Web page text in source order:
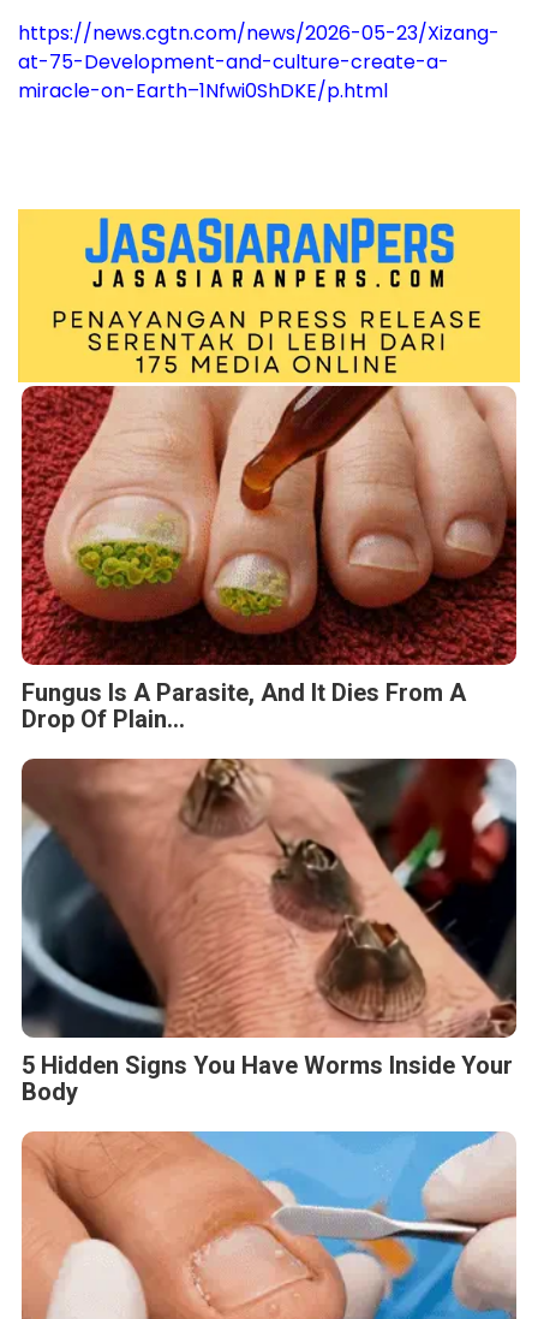
https://news.cgtn.com/news/2026-05-23/Xizang-
at-75-Development-and-culture-create-a-
miracle-on-Earth–1Nfwi0ShDKE/p.html
Fungus Is A Parasite, And It Dies From A
Drop Of Plain...
5 Hidden Signs You Have Worms Inside Your
Body